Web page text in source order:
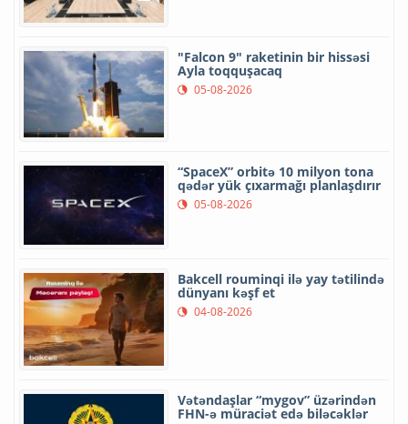
"Falcon 9" raketinin bir hissəsi
Ayla toqquşacaq
05-08-2026
“SpaceX” orbitə 10 milyon tona
qədər yük çıxarmağı planlaşdırır
05-08-2026
Bakcell rouminqi ilə yay tətilində
dünyanı kəşf et
04-08-2026
Vətəndaşlar “mygov” üzərindən
FHN-ə müraciət edə biləcəklər